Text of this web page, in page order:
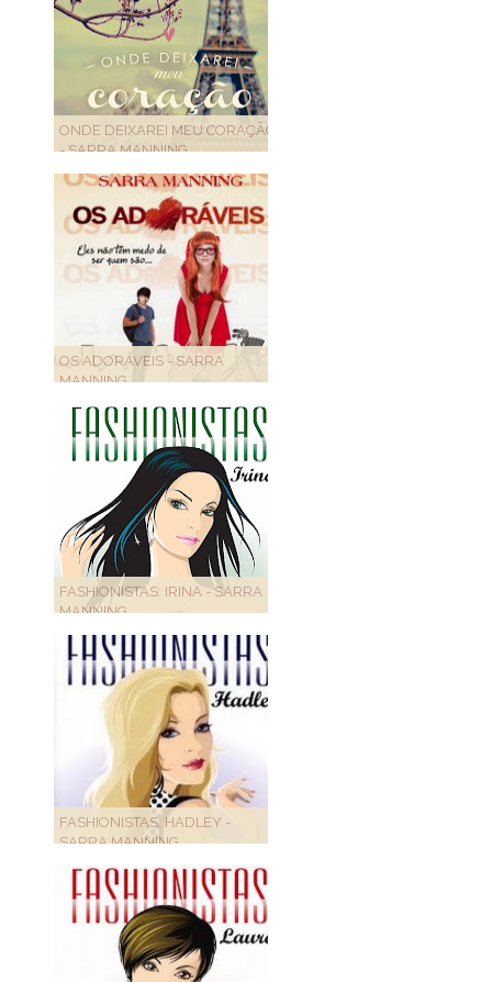
ONDE DEIXAREI MEU CORAÇÃO
- SARRA MANNING
OS ADORÁVEIS - SARRA
MANNING
FASHIONISTAS: IRINA - SARRA
MANNING
FASHIONISTAS: HADLEY -
SARRA MANNING